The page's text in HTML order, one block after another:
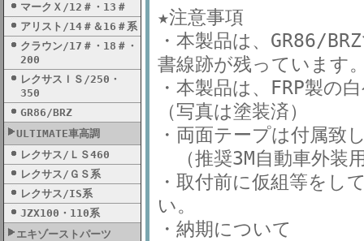
マークＸ/12＃・13＃
アリスト/14＃＆16＃系
クラウン/17＃・18＃・
200
レクサスＩＳ/250・
350
GR86/BRZ
ULTIMATE車高調
レクサス/ＬＳ460
レクサス/ＧＳ系
レクサス/IS系
JZX100・110系
エキゾーストパーツ
★注意事項
・本製品は、GR86/
書線跡が残っています
・本製品は、FRP製の
（写真は塗装済）
・両面テープは付属致
（推奨3M自動車外装
・取付前に仮組等をし
い。
・納期について